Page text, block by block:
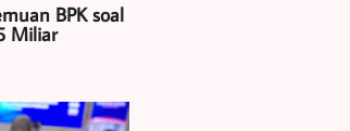
BPK soal
Miliar